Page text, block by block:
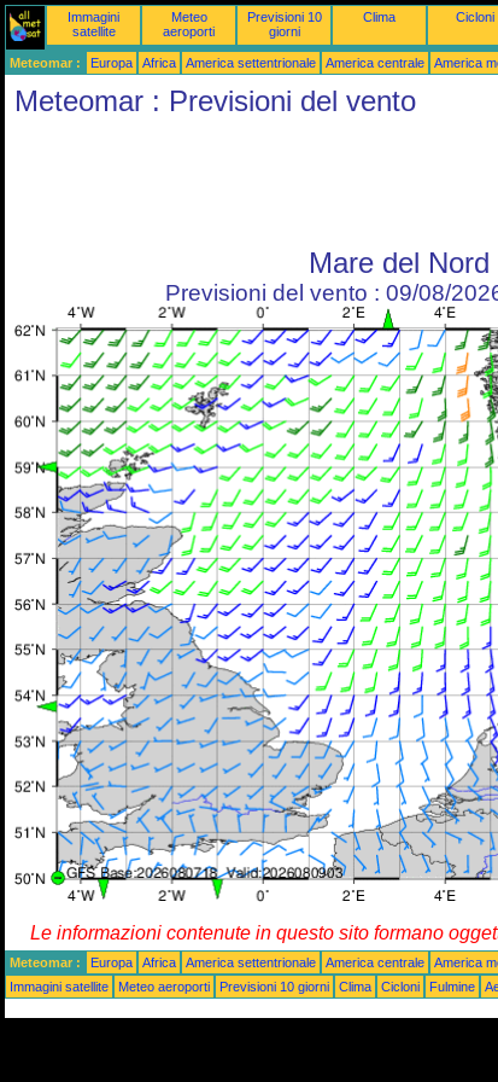
Immagini
satellite
Meteo
aeroporti
Previsioni 10
giorni
Clima Cicloni
Meteomar : Europa Africa America settentrionale America centrale America
Meteomar : Previsioni del vento
Mare del Nord
Previsioni del vento : 09/08/
Le informazioni contenute in questo sito formano
Meteomar : Europa Africa America settentrionale America centrale America
Immagini satellite
Meteo aeroporti Previsioni 10 giorni Clima Cicloni Fulmine